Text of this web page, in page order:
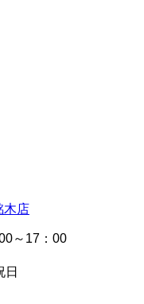
～17：00